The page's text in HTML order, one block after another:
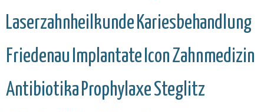
Laserzahnheilkunde Kariesbehandlung
Friedenau Implantate IconZahnmedizin
Antibiotika ProphylaxeSteglitz